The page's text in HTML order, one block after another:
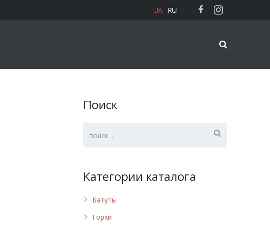
UA RU
Поиск
Категории каталога
Батуты
Горки